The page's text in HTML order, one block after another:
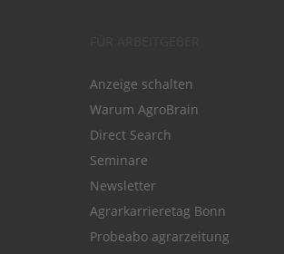
Anzeige schalten
Warum AgroBrain
Direct Search
Seminare
Newsletter
Agrarkarrieretag Bonn
Probeabo agrarzeitung